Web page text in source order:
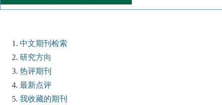
中文期刊检索
研究方向
热评期刊
最新点评
我收藏的期刊